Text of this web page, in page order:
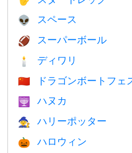
👽 スペース
🏈 スーパーボール
🕯 ディワリ
🇨🇳 ドラゴンボートフェ
🕎 ハヌカ
🧙 ハリーポッター
🎃 ハロウィン